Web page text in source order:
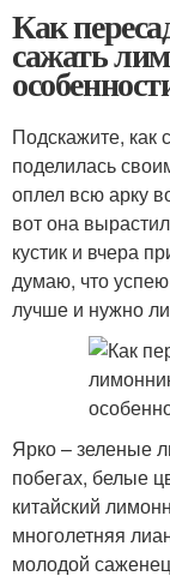
Как
сажать
Подскажите, как
поделилась
оплел всю арку
вот она
кустик и вчера
думаю, что
лучше и нужно
Ярко – зеленые
побегах, белые
китайский
многолетняя
молодой